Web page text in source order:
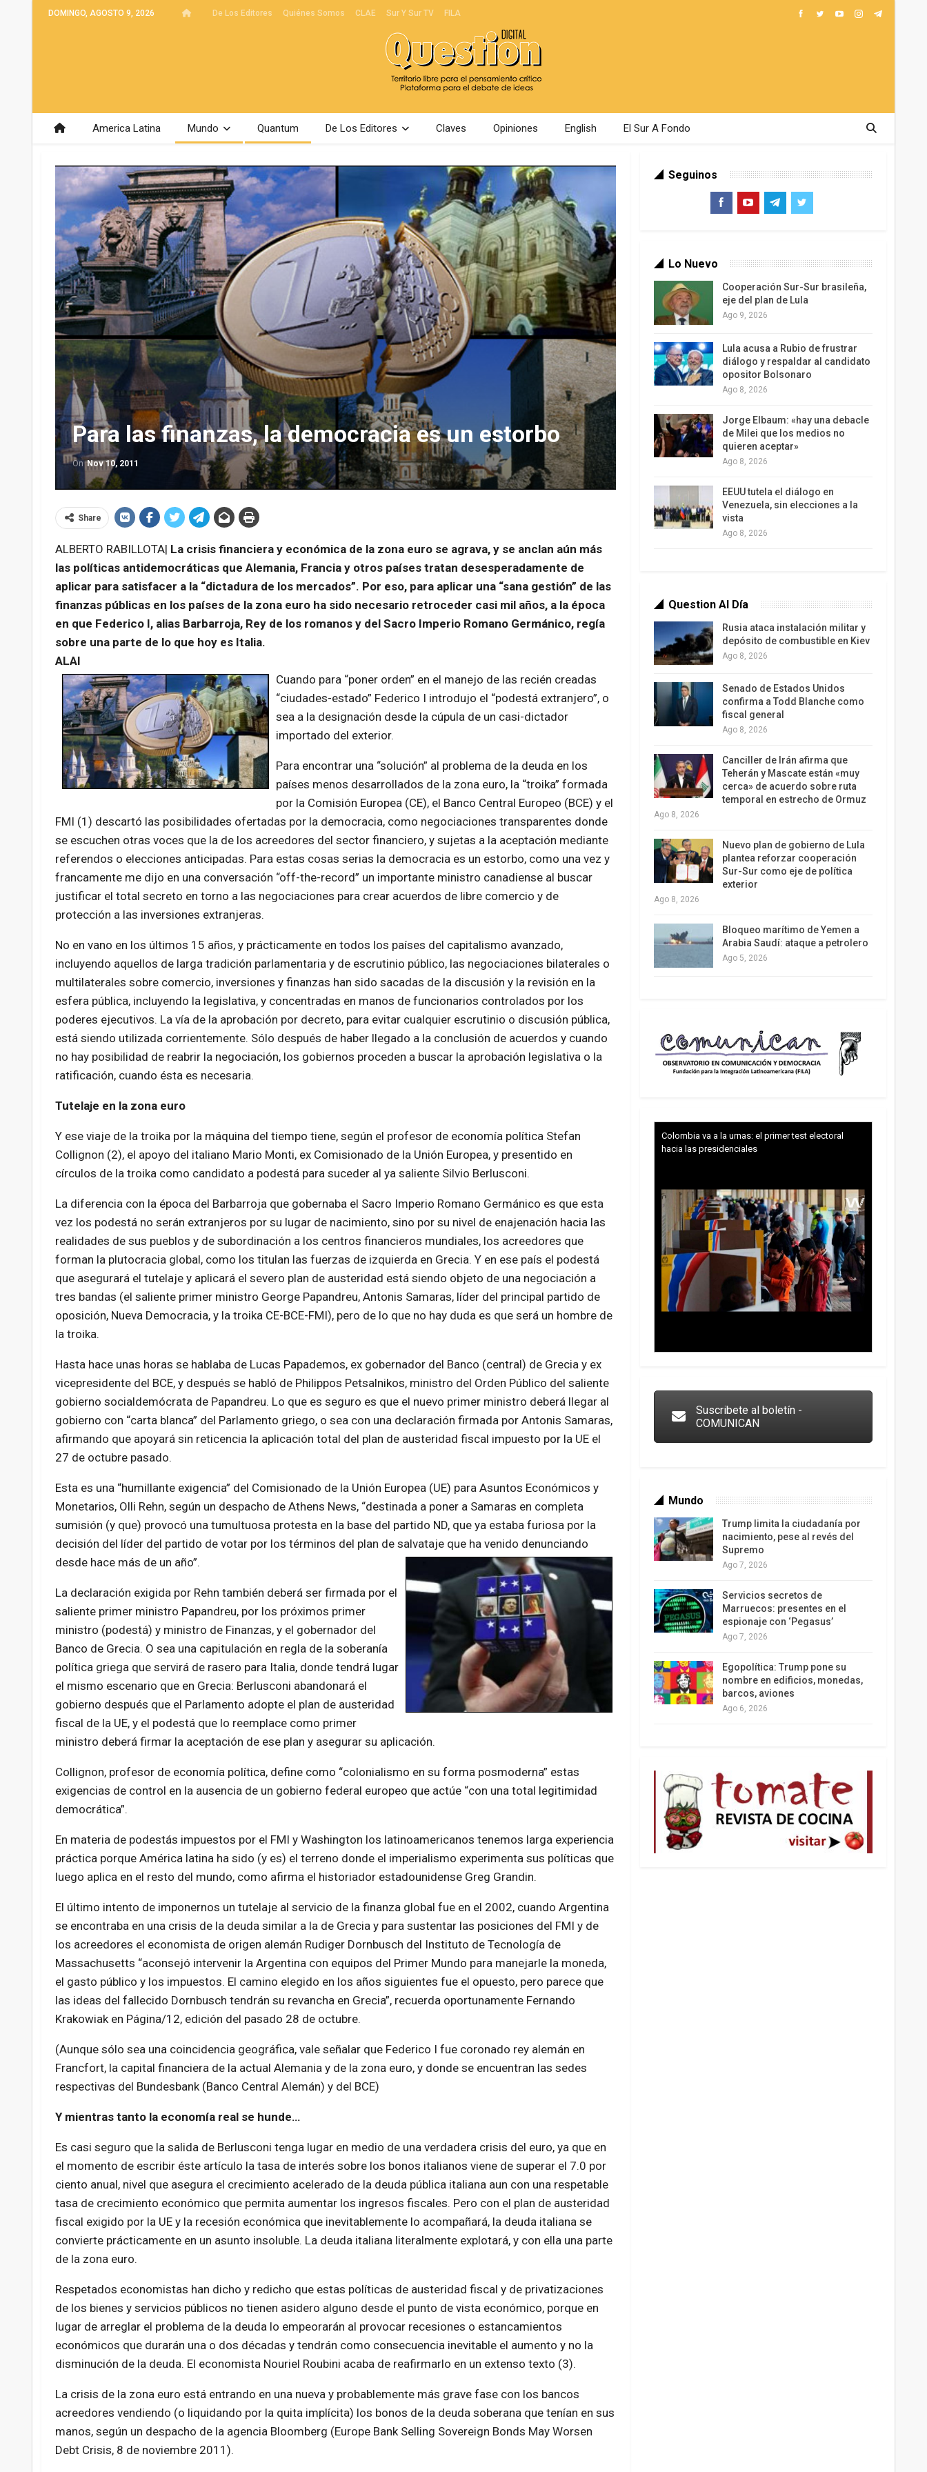
DOMINGO, AGOSTO 9, 2026 De Los Editores Quiénes Somos CLAE Sur Y Sur TV FILA
America Latina Mundo Quantum De Los Editores Claves Opiniones English El Sur A Fondo
Para las finanzas, la democracia es un estorbo
OnNov 10, 2011
Share
ALBERTO RABILLOTA| La crisis financiera y económica de la zona euro se agrava, y se anclan aún más
las políticas antidemocráticas que Alemania, Francia y otros países tratan desesperadamente de
aplicar para satisfacer a la “dictadura de los mercados”. Por eso, para aplicar una “sana gestión” de las
finanzas públicas en los países de la zona euro ha sido necesario retroceder casi mil años, a la época
en que Federico I, alias Barbarroja, Rey de los romanos y del Sacro Imperio Romano Germánico, regía
sobre una parte de lo que hoy es Italia.
ALAI
Cuando para “poner orden” en el manejo de las recién creadas
“ciudades-estado” Federico I introdujo el “podestá extranjero”, o
sea a la designación desde la cúpula de un casi-dictador
importado del exterior.
Para encontrar una “solución” al problema de la deuda en los
países menos desarrollados de la zona euro, la “troika” formada
por la Comisión Europea (CE), el Banco Central Europeo (BCE) y el
FMI (1) descartó las posibilidades ofertadas por la democracia, como negociaciones transparentes donde
se escuchen otras voces que la de los acreedores del sector financiero, y sujetas a la aceptación mediante
referendos o elecciones anticipadas. Para estas cosas serias la democracia es un estorbo, como una vez y
francamente me dijo en una conversación “off-the-record” un importante ministro canadiense al buscar
justificar el total secreto en torno a las negociaciones para crear acuerdos de libre comercio y de
protección a las inversiones extranjeras.
No en vano en los últimos 15 años, y prácticamente en todos los países del capitalismo avanzado,
incluyendo aquellos de larga tradición parlamentaria y de escrutinio público, las negociaciones bilaterales o
multilaterales sobre comercio, inversiones y finanzas han sido sacadas de la discusión y la revisión en la
esfera pública, incluyendo la legislativa, y concentradas en manos de funcionarios controlados por los
poderes ejecutivos. La vía de la aprobación por decreto, para evitar cualquier escrutinio o discusión pública,
está siendo utilizada corrientemente. Sólo después de haber llegado a la conclusión de acuerdos y cuando
no hay posibilidad de reabrir la negociación, los gobiernos proceden a buscar la aprobación legislativa o la
ratificación, cuando ésta es necesaria.
Tutelaje en la zona euro
Y ese viaje de la troika por la máquina del tiempo tiene, según el profesor de economía política Stefan
Collignon (2), el apoyo del italiano Mario Monti, ex Comisionado de la Unión Europea, y presentido en
círculos de la troika como candidato a podestá para suceder al ya saliente Silvio Berlusconi.
La diferencia con la época del Barbarroja que gobernaba el Sacro Imperio Romano Germánico es que esta
vez los podestá no serán extranjeros por su lugar de nacimiento, sino por su nivel de enajenación hacia las
realidades de sus pueblos y de subordinación a los centros financieros mundiales, los acreedores que
forman la plutocracia global, como los titulan las fuerzas de izquierda en Grecia. Y en ese país el podestá
que asegurará el tutelaje y aplicará el severo plan de austeridad está siendo objeto de una negociación a
tres bandas (el saliente primer ministro George Papandreu, Antonis Samaras, líder del principal partido de
oposición, Nueva Democracia, y la troika CE-BCE-FMI), pero de lo que no hay duda es que será un hombre de
la troika.
Hasta hace unas horas se hablaba de Lucas Papademos, ex gobernador del Banco (central) de Grecia y ex
vicepresidente del BCE, y después se habló de Philippos Petsalnikos, ministro del Orden Público del saliente
gobierno socialdemócrata de Papandreu. Lo que es seguro es que el nuevo primer ministro deberá llegar al
gobierno con “carta blanca” del Parlamento griego, o sea con una declaración firmada por Antonis Samaras,
afirmando que apoyará sin reticencia la aplicación total del plan de austeridad fiscal impuesto por la UE el
27 de octubre pasado.
Esta es una “humillante exigencia” del Comisionado de la Unión Europea (UE) para Asuntos Económicos y
Monetarios, Olli Rehn, según un despacho de Athens News, “destinada a poner a Samaras en completa
sumisión (y que) provocó una tumultuosa protesta en la base del partido ND, que ya estaba furiosa por la
decisión del líder del partido de votar por los términos del plan de salvataje que ha venido denunciando
desde hace más de un año”.
La declaración exigida por Rehn también deberá ser firmada por el
saliente primer ministro Papandreu, por los próximos primer
ministro (podestá) y ministro de Finanzas, y el gobernador del
Banco de Grecia. O sea una capitulación en regla de la soberanía
política griega que servirá de rasero para Italia, donde tendrá lugar
el mismo escenario que en Grecia: Berlusconi abandonará el
gobierno después que el Parlamento adopte el plan de austeridad
fiscal de la UE, y el podestá que lo reemplace como primer
ministro deberá firmar la aceptación de ese plan y asegurar su aplicación.
Collignon, profesor de economía política, define como “colonialismo en su forma posmoderna” estas
exigencias de control en la ausencia de un gobierno federal europeo que actúe “con una total legitimidad
democrática”.
En materia de podestás impuestos por el FMI y Washington los latinoamericanos tenemos larga experiencia
práctica porque América latina ha sido (y es) el terreno donde el imperialismo experimenta sus políticas que
luego aplica en el resto del mundo, como afirma el historiador estadounidense Greg Grandin.
El último intento de imponernos un tutelaje al servicio de la finanza global fue en el 2002, cuando Argentina
se encontraba en una crisis de la deuda similar a la de Grecia y para sustentar las posiciones del FMI y de
los acreedores el economista de origen alemán Rudiger Dornbusch del Instituto de Tecnología de
Massachusetts “aconsejó intervenir la Argentina con equipos del Primer Mundo para manejarle la moneda,
el gasto público y los impuestos. El camino elegido en los años siguientes fue el opuesto, pero parece que
las ideas del fallecido Dornbusch tendrán su revancha en Grecia”, recuerda oportunamente Fernando
Krakowiak en Página/12, edición del pasado 28 de octubre.
(Aunque sólo sea una coincidencia geográfica, vale señalar que Federico I fue coronado rey alemán en
Francfort, la capital financiera de la actual Alemania y de la zona euro, y donde se encuentran las sedes
respectivas del Bundesbank (Banco Central Alemán) y del BCE)
Y mientras tanto la economía real se hunde…
Es casi seguro que la salida de Berlusconi tenga lugar en medio de una verdadera crisis del euro, ya que en
el momento de escribir éste artículo la tasa de interés sobre los bonos italianos viene de superar el 7.0 por
ciento anual, nivel que asegura el crecimiento acelerado de la deuda pública italiana aun con una respetable
tasa de crecimiento económico que permita aumentar los ingresos fiscales. Pero con el plan de austeridad
fiscal exigido por la UE y la recesión económica que inevitablemente lo acompañará, la deuda italiana se
convierte prácticamente en un asunto insoluble. La deuda italiana literalmente explotará, y con ella una parte
de la zona euro.
Respetados economistas han dicho y redicho que estas políticas de austeridad fiscal y de privatizaciones
de los bienes y servicios públicos no tienen asidero alguno desde el punto de vista económico, porque en
lugar de arreglar el problema de la deuda lo empeorarán al provocar recesiones o estancamientos
económicos que durarán una o dos décadas y tendrán como consecuencia inevitable el aumento y no la
disminución de la deuda. El economista Nouriel Roubini acaba de reafirmarlo en un extenso texto (3).
La crisis de la zona euro está entrando en una nueva y probablemente más grave fase con los bancos
acreedores vendiendo (o liquidando por la quita implícita) los bonos de la deuda soberana que tenían en sus
manos, según un despacho de la agencia Bloomberg (Europe Bank Selling Sovereign Bonds May Worsen
Debt Crisis, 8 de noviembre 2011).
Seguinos
Lo Nuevo
Cooperación Sur-Sur brasileña,
eje del plan de Lula
Ago 9, 2026
Lula acusa a Rubio de frustrar
diálogo y respaldar al candidato
opositor Bolsonaro
Ago 8, 2026
Jorge Elbaum: «hay una debacle
de Milei que los medios no
quieren aceptar»
Ago 8, 2026
EEUU tutela el diálogo en
Venezuela, sin elecciones a la
vista
Ago 8, 2026
Question Al Día
Rusia ataca instalación militar y
depósito de combustible en Kiev
Ago 8, 2026
Senado de Estados Unidos
confirma a Todd Blanche como
fiscal general
Ago 8, 2026
Canciller de Irán afirma que
Teherán y Mascate están «muy
cerca» de acuerdo sobre ruta
temporal en estrecho de Ormuz
Ago 8, 2026
Nuevo plan de gobierno de Lula
plantea reforzar cooperación
Sur-Sur como eje de política
exterior
Ago 8, 2026
Bloqueo marítimo de Yemen a
Arabia Saudí: ataque a petrolero
Ago 5, 2026
Colombia va a la urnas: el primer test electoral
hacia las presidenciales
Suscribete al boletín -
COMUNICAN
Mundo
Trump limita la ciudadanía por
nacimiento, pese al revés del
Supremo
Ago 7, 2026
Servicios secretos de
Marruecos: presentes en el
espionaje con ‘Pegasus’
Ago 7, 2026
Egopolítica: Trump pone su
nombre en edificios, monedas,
barcos, aviones
Ago 6, 2026